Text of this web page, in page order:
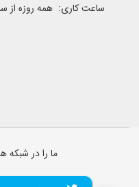
ساعت کاری: همه روزه از ساعت 9:00
ما را در شبکه